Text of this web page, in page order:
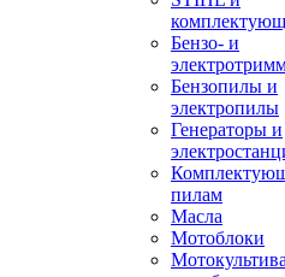
Бензо- и
Бензопилы и
электропилы
Генераторы и
пилам
Масла
Мотоблоки